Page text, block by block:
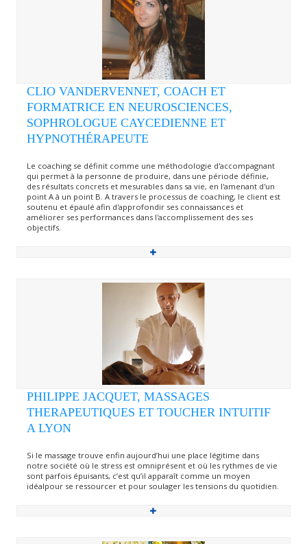
CLIO VANDERVENNET, COACH ET
FORMATRICE EN NEUROSCIENCES,
SOPHROLOGUE CAYCEDIENNE ET
HYPNOTHÉRAPEUTE
Le coaching se définit comme une méthodologie d'accompagnant
qui permet à la personne de produire, dans une période définie,
des résultats concrets et mesurables dans sa vie, en l'amenant d'un
point A à un point B. A travers le processus de coaching, le client est
soutenu et épaulé afin d'approfondir ses connaissances et
améliorer ses performances dans l'accomplissement des ses
objectifs.
PHILIPPE JACQUET, MASSAGES
THERAPEUTIQUES ET TOUCHER INTUITIF
A LYON
Si le massage trouve enfin aujourd’hui une place légitime dans
notre société où le stress est omniprésent et où les rythmes de vie
sont parfois épuisants, c’est qu’il apparaît comme un moyen
idéalpour se ressourcer et pour soulager les tensions du quotidien.